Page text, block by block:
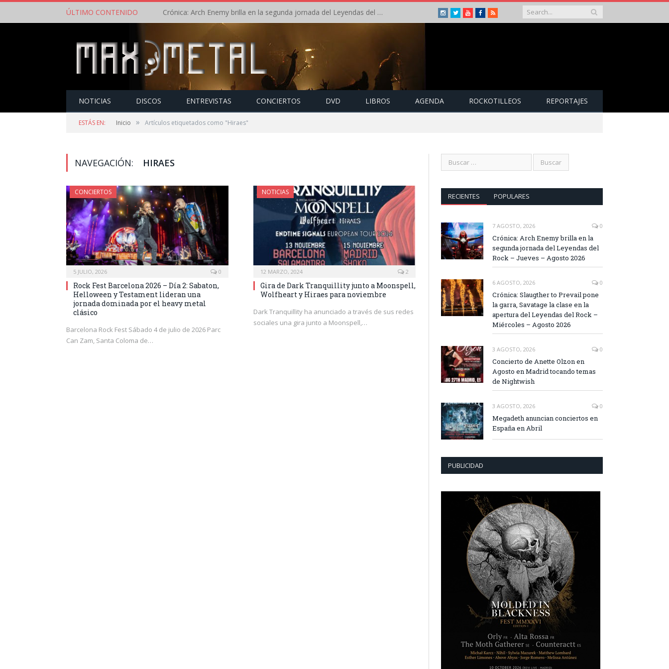
ÚLTIMO CONTENIDO Crónica: Arch Enemy brilla en la segunda jornada del Leyendas del Rock – Jueves – Agosto 2026 Instagram
TwitterYoutubeFacebook
RSS
NOTICIAS DISCOS ENTREVISTAS CONCIERTOS DVD LIBROS AGENDA ROCKOTILLEOS REPORTAJES
ESTÁS EN: Inicio » Artículos etiquetados como "Hiraes"
NAVEGACIÓN: HIRAES
CONCIERTOS
5 JULIO, 2026 0
Rock Fest Barcelona 2026 – Día 2: Sabaton,
Helloween y Testament lideran una
jornada dominada por el heavy metal
clásico
Barcelona Rock Fest Sábado 4 de julio de 2026 Parc
Can Zam, Santa Coloma de…
NOTICIAS
12 MARZO, 2024 2
Gira de Dark Tranquillity junto a Moonspell,
Wolfheart y Hiraes para noviembre
Dark Tranquillity ha anunciado a través de sus redes
sociales una gira junto a Moonspell,…
RECIENTES POPULARES
7 AGOSTO, 2026 0
Crónica: Arch Enemy brilla en la
segunda jornada del Leyendas del
Rock – Jueves – Agosto 2026
6 AGOSTO, 2026 0
Crónica: Slaugther to Prevail pone
la garra, Savatage la clase en la
apertura del Leyendas del Rock –
Miércoles – Agosto 2026
3 AGOSTO, 2026 0
Concierto de Anette Olzon en
Agosto en Madrid tocando temas
de Nightwish
3 AGOSTO, 2026 0
Megadeth anuncian conciertos en
España en Abril
PUBLICIDAD